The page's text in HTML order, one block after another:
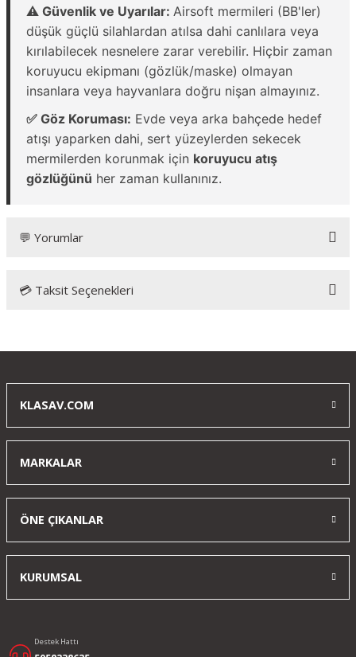
⚠️ Güvenlik ve Uyarılar: Airsoft mermileri (BB'ler)
düşük güçlü silahlardan atılsa dahi canlılara veya
kırılabilecek nesnelere zarar verebilir. Hiçbir zaman
koruyucu ekipmanı (gözlük/maske) olmayan
insanlara veya hayvanlara doğru nişan almayınız.
✅ Göz Koruması: Evde veya arka bahçede hedef
atışı yaparken dahi, sert yüzeylerden sekecek
mermilerden korunmak için koruyucu atış
gözlüğünü her zaman kullanınız.
💬 Yorumlar
Bu ürüne ilk yorumu siz yapın!
💳 Taksit Seçenekleri
KLASAV.COM
MARKALAR
ÖNE ÇIKANLAR
KURUMSAL
Destek Hattı